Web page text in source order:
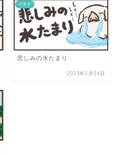
小ネタ
悲しみの水たまり
2023年2月24日